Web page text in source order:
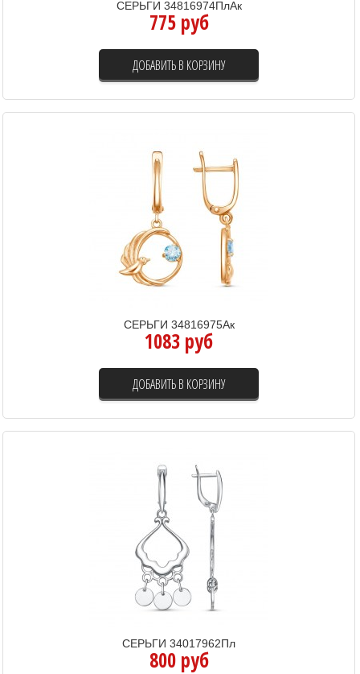
СЕРЬГИ 34816974ПлАк
775 руб
ДОБАВИТЬ В КОРЗИНУ
СЕРЬГИ 34816975Ак
1083 руб
ДОБАВИТЬ В КОРЗИНУ
СЕРЬГИ 34017962Пл
800 руб